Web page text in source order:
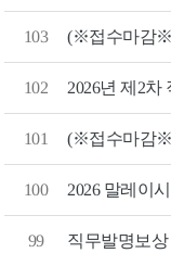
103 (※접수마감
102 2026년 제2
101 (※접수마감
100 2026 말레이
99 직무발명보